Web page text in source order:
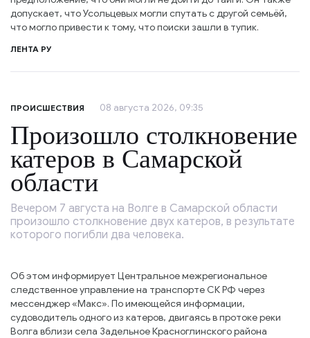
допускает, что Усольцевых могли спутать с другой семьёй,
что могло привести к тому, что поиски зашли в тупик.
ЛЕНТА РУ
ПРОИСШЕСТВИЯ 08 августа 2026, 09:35
Произошло столкновение
катеров в Самарской
области
Вечером 7 августа на Волге в Самарской области
произошло столкновение двух катеров, в результате
которого погибли два человека.
Об этом информирует Центральное межрегиональное
следственное управление на транспорте СК РФ через
мессенджер «Макс». По имеющейся информации,
судоводитель одного из катеров, двигаясь в протоке реки
Волга вблизи села Задельное Красноглинского района